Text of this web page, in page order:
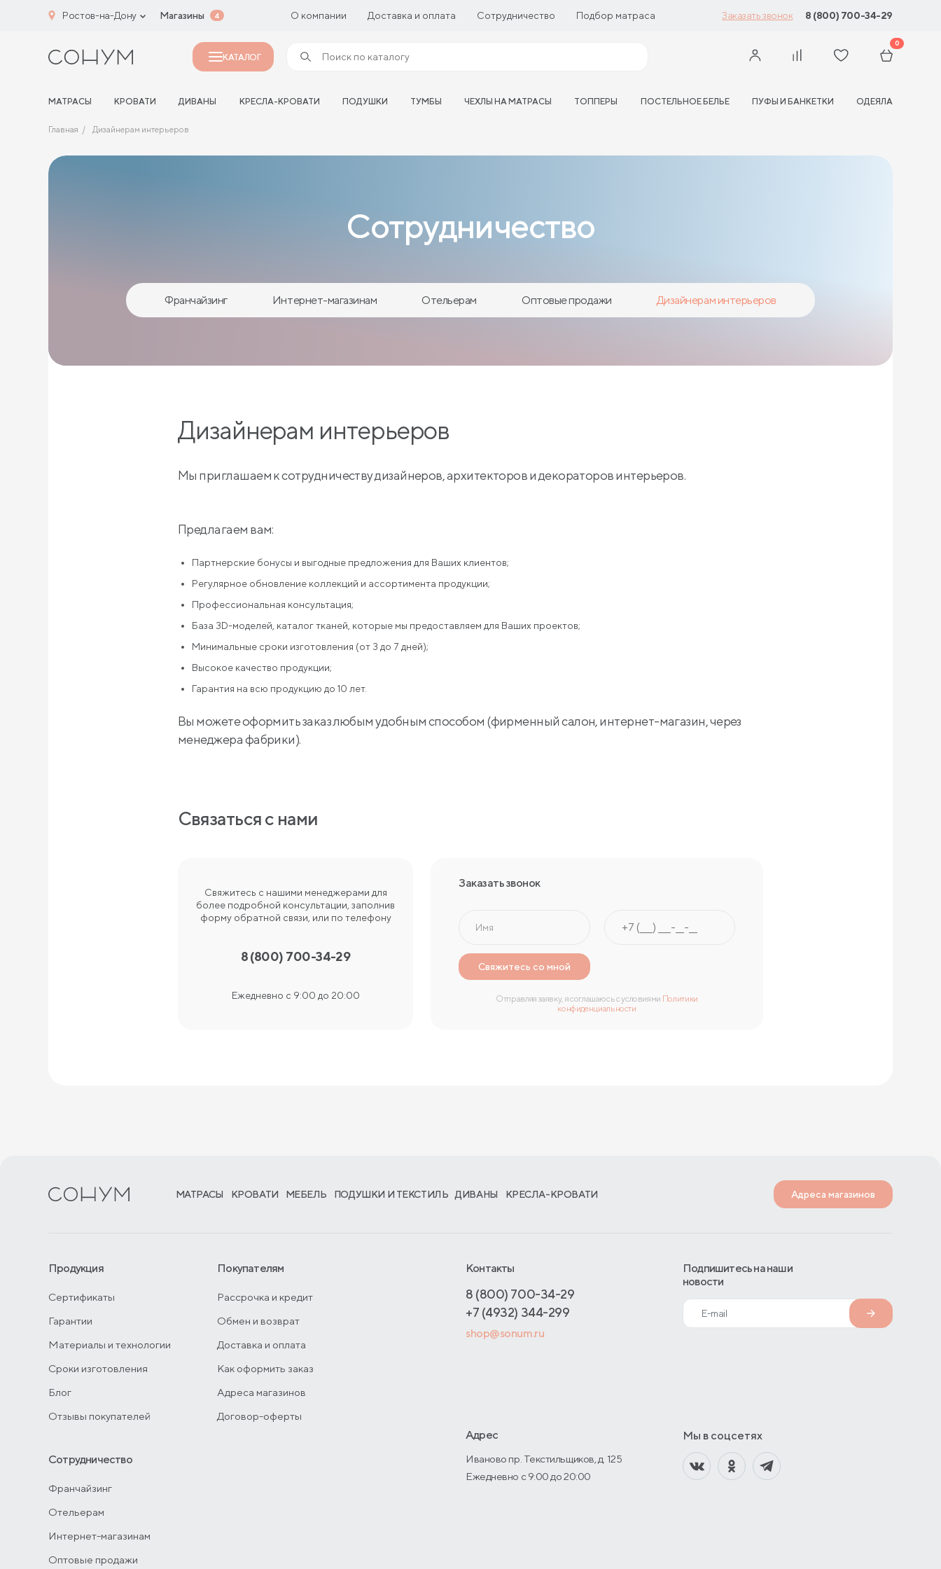
Ростов-на-Дону Магазины 4 О компании Доставка и оплата Сотрудничество Подбор матраса Заказать звонок 8 (800) 700-34-29
КАТАЛОГ
0
МАТРАСЫ КРОВАТИ ДИВАНЫ КРЕСЛА-КРОВАТИ ПОДУШКИ ТУМБЫ ЧЕХЛЫ НА МАТРАСЫ ТОППЕРЫ ПОСТЕЛЬНОЕ БЕЛЬЕ ПУФЫ И БАНКЕТКИ ОДЕЯЛА
Главная Дизайнерам интерьеров
Сотрудничество
Франчайзинг Интернет-магазинам Отельерам Оптовые продажи Дизайнерам интерьеров
Дизайнерам интерьеров
Мы приглашаем к сотрудничеству дизайнеров, архитекторов и декораторов интерьеров.
Предлагаем вам:
Партнерские бонусы и выгодные предложения для Ваших клиентов;
Регулярное обновление коллекций и ассортимента продукции;
Профессиональная консультация;
База 3D-моделей, каталог тканей, которые мы предоставляем для Ваших проектов;
Минимальные сроки изготовления (от 3 до 7 дней);
Высокое качество продукции;
Гарантия на всю продукцию до 10 лет.
Вы можете оформить заказ любым удобным способом (фирменный салон, интернет-магазин, через
менеджера фабрики).
Связаться с нами
Свяжитесь с нашими менеджерами для
более подробной консультации, заполнив
форму обратной связи, или по телефону
8 (800) 700-34-29
Ежедневно с 9:00 до 20:00
Заказать звонок
Имя
Свяжитесь со мной
Отправляя заявку, я соглашаюсь с условиями Политики
конфиденциальности
МАТРАСЫ КРОВАТИ МЕБЕЛЬ ПОДУШКИ И ТЕКСТИЛЬ ДИВАНЫ КРЕСЛА-КРОВАТИ Адреса магазинов
Продукция
Сертификаты
Гарантии
Материалы и технологии
Сроки изготовления
Блог
Отзывы покупателей
Покупателям
Рассрочка и кредит
Обмен и возврат
Доставка и оплата
Как оформить заказ
Адреса магазинов
Договор-оферты
Сотрудничество
Франчайзинг
Отельерам
Интернет-магазинам
Оптовые продажи
Контакты
8 (800) 700-34-29
+7 (4932) 344-299
shop@sonum.ru
Адрес
Иваново пр. Текстильщиков, д. 125
Ежедневно с 9:00 до 20:00
Подпишитесь на наши
новости
Мы в соцсетях